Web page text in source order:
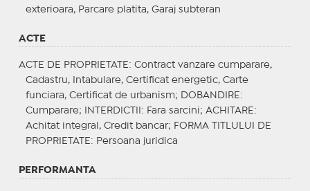
exterioara, Parcare platita, Garaj subteran
ACTE
ACTE DE PROPRIETATE : Contract vanzare cumparare,
Cadastru, Intabulare, Certificat energetic, Carte
funciara, Certificat de urbanism;
DOBANDIRE :
Cumparare;
INTERDICTII : Fara sarcini; ACHITARE :
Achitat integral, Credit bancar; FORMA TITLULUI DE
PROPRIETATE : Persoana juridica
PERFORMANTA